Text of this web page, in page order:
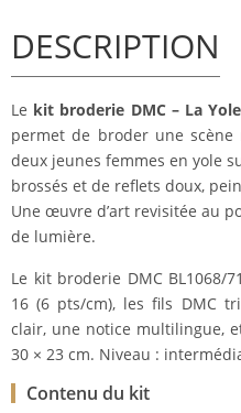
DESCRIPTION
Le kit broderie DMC – La
permet de broder une scène
deux jeunes femmes en yole
brossés et de reflets doux,
Une œuvre d’art revisitée au
de lumière.
Le kit broderie DMC BL1068/
16 (6 pts/cm), les fils DMC
clair, une notice multilingue,
30 × 23 cm. Niveau :
Contenu du kit